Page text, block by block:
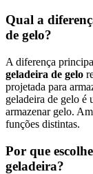
Qual a
de gelo?
A diferença
geladeira de gelo
projetada para
geladeira de gelo é
armazenar gelo.
funções distintas.
Por que
geladeira?